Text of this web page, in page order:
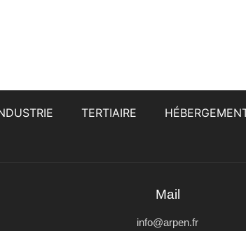
TERTIAIRE
Mail
info@arpen.fr